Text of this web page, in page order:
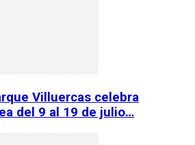
Villuercas celebra
del 9 al 19 de julio…